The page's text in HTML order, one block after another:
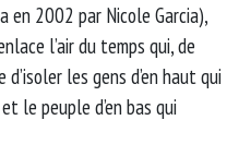
en 2002 par Nicole Garcia),
l’air du temps qui, de
les gens d’en haut qui
le peuple d’en bas qui